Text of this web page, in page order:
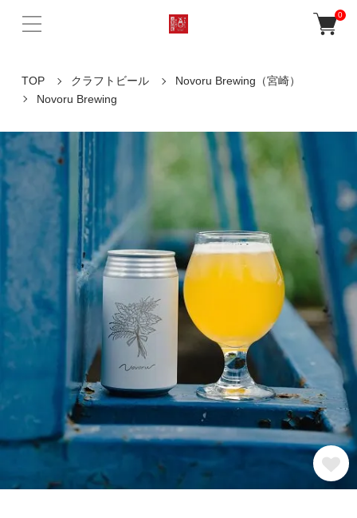
0
TOP クラフトビール
Novoru Brewing（宮崎）
Novoru Brewing